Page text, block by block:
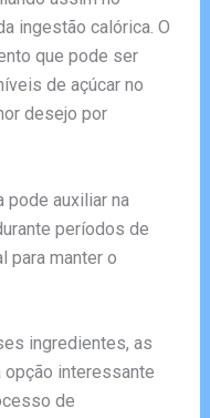
ingestão calórica. O
que pode ser
de açúcar no
desejo por
pode auxiliar na
períodos de
para manter o
ingredientes, as
interessante
de